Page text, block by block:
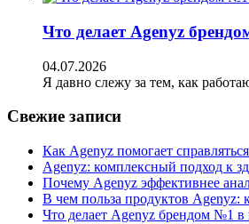
Что делает Agenyz
04.07.2026
Я давно слежу за тем, как
Свежие записи
Как Agenyz помогает
Agenyz: комплексный подход к
Почему Agenyz эффективнее
В чем польза продуктов Agenyz:
Что делает Agenyz брендом №1